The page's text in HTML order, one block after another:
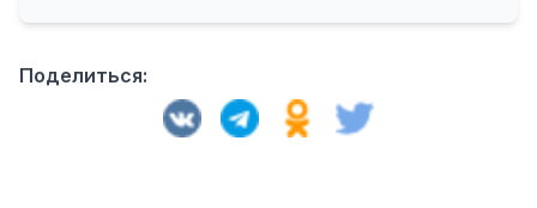
Поделиться: